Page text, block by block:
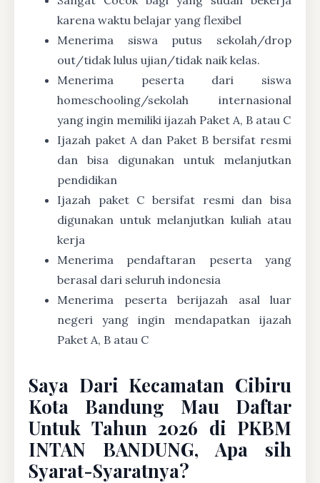
karena waktu belajar yang flexibel
Menerima siswa putus sekolah/drop
out/tidak lulus ujian/tidak naik kelas.
Menerima peserta dari siswa
homeschooling/sekolah internasional
yang ingin memiliki ijazah Paket A, B atau C
Ijazah paket A dan Paket B bersifat resmi
dan bisa digunakan untuk melanjutkan
pendidikan
Ijazah paket C bersifat resmi dan bisa
digunakan untuk melanjutkan kuliah atau
kerja
Menerima pendaftaran peserta yang
berasal dari seluruh indonesia
Menerima peserta berijazah asal luar
negeri yang ingin mendapatkan ijazah
Paket A, B atau C
Saya Dari Kecamatan Cibiru
Kota Bandung Mau Daftar
Untuk Tahun 2026 di PKBM
INTAN BANDUNG, Apa sih
Syarat-Syaratnya?